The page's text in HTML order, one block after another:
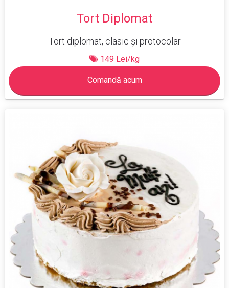
Tort Diplomat
Tort diplomat, clasic şi protocolar
149 Lei/kg
Comandă acum